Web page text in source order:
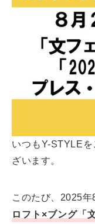
いつもY-STYLE
ざいます。
このたび、2025
ロフト×ブング「